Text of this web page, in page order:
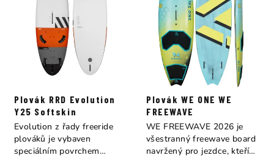
Plovák RRD Evolution
Y25 Softskin
Evolution z řady freeride
plováků je vybaven
speciálním povrchem
Plovák WE ONE WE
FREEWAVE
WE FREEWAVE 2026 je
všestranný freewave board
navržený pro jezdce, kteří